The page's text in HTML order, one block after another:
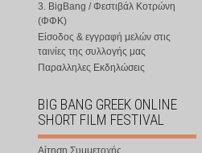
3. BigBang / Φεστιβάλ Κοτρώνη
(ΦΦΚ)
Είσοδος & εγγραφή μελών στις
ταινίες της συλλογής μας
Παραλληλες Εκδηλώσεις
BIG BANG GREEK ONLINE
SHORT FILM FESTIVAL
Αίτηση Συμμετοχής